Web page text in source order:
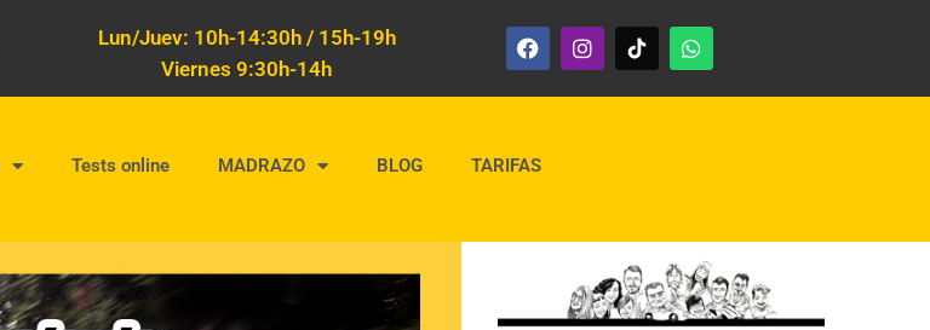
Lun/Juev: 10h-14:30h / 15h-19h
Viernes 9:30h-14h
Tests online MADRAZO BLOG TARIFAS